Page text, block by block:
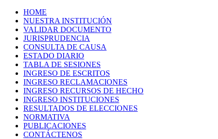
HOME
NUESTRA INSTITUCIÓN
VALIDAR DOCUMENTO
JURISPRUDENCIA
CONSULTA DE CAUSA
ESTADO DIARIO
TABLA DE SESIONES
INGRESO DE ESCRITOS
INGRESO RECLAMACIONES
INGRESO RECURSOS DE HECHO
INGRESO INSTITUCIONES
RESULTADOS DE ELECCIONES
NORMATIVA
PUBLICACIONES
CONTÁCTENOS